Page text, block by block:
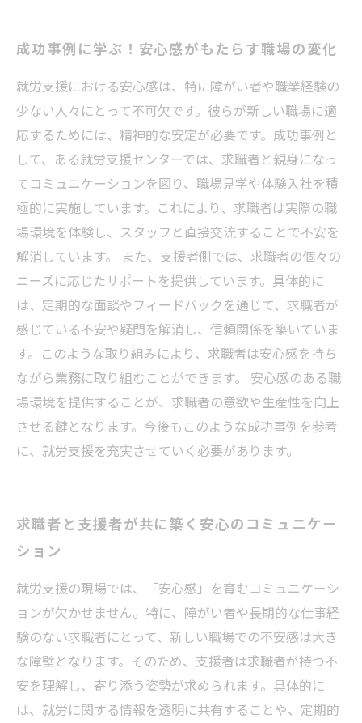
成功事例に学ぶ！安心感がもたらす職場の変化
就労支援における安心感は、特に障がい者や職業経験の
少ない人々にとって不可欠です。彼らが新しい職場に適
応するためには、精神的な安定が必要です。成功事例と
して、ある就労支援センターでは、求職者と親身になっ
てコミュニケーションを図り、職場見学や体験入社を積
極的に実施しています。これにより、求職者は実際の職
場環境を体験し、スタッフと直接交流することで不安を
解消しています。 また、支援者側では、求職者の個々の
ニーズに応じたサポートを提供しています。具体的に
は、定期的な面談やフィードバックを通じて、求職者が
感じている不安や疑問を解消し、信頼関係を築いていま
す。このような取り組みにより、求職者は安心感を持ち
ながら業務に取り組むことができます。 安心感のある職
場環境を提供することが、求職者の意欲や生産性を向上
させる鍵となります。今後もこのような成功事例を参考
に、就労支援を充実させていく必要があります。
求職者と支援者が共に築く安心のコミュニケー
ション
就労支援の現場では、「安心感」を育むコミュニケーシ
ョンが欠かせません。特に、障がい者や長期的な仕事経
験のない求職者にとって、新しい職場での不安感は大き
な障壁となります。そのため、支援者は求職者が持つ不
安を理解し、寄り添う姿勢が求められます。具体的に
は、就労に関する情報を透明に共有することや、定期的